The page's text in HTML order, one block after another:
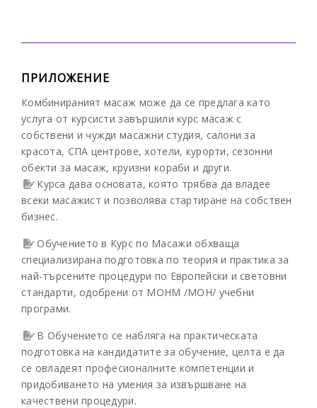
ПРИЛОЖЕНИЕ
Комбинираният масаж може да се предлага като
услуга от курсисти завършили курс масаж с
собствени и чужди масажни студия, салони за
красота, СПА центрове, хотели, курорти, сезонни
обекти за масаж, круизни кораби и други.
Курса дава основата, която трябва да владее
всеки масажист и позволява стартиране на собствен
бизнес.
Обучението в Курс по Масажи обхваща
специализирана подготовка по теория и практика за
най-търсените процедури по Европейски и световни
стандарти, одобрени от МОНМ /МОН/ учебни
програми.
В Обучението се набляга на практическата
подготовка на кандидатите за обучение, целта е да
се овладеят професионалните компетенции и
придобиването на умения за извършване на
качествени процедури.